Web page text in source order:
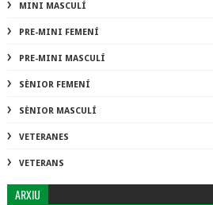
MINI MASCULÍ
PRE-MINI FEMENÍ
PRE-MINI MASCULÍ
SÈNIOR FEMENÍ
SÈNIOR MASCULÍ
VETERANES
VETERANS
ARXIU